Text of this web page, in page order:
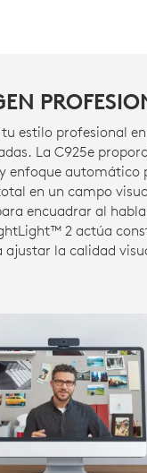
estilo profesional
La C925e
enfoque automático
en un campo
encuadrar al
2 actúa
ajustar la calidad